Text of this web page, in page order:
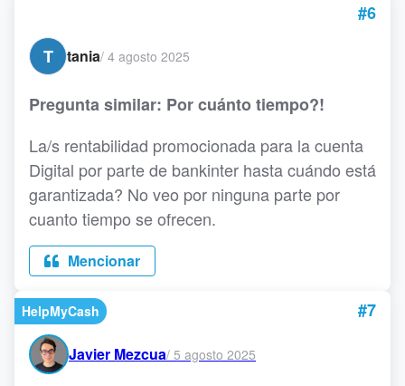
#6
T
tania/ 4 agosto 2025
Pregunta similar: Por cuánto tiempo?!
La/s rentabilidad promocionada para la cuenta
Digital por parte de bankinter hasta cuándo está
garantizada? No veo por ninguna parte por
cuanto tiempo se ofrecen.
Mencionar
HelpMyCash #7
Javier Mezcua/ 5 agosto 2025